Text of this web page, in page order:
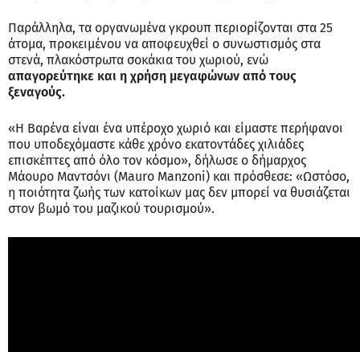
Παράλληλα, τα οργανωμένα γκρουπ περιορίζονται στα 25
άτομα, προκειμένου να αποφευχθεί ο συνωστισμός στα
στενά, πλακόστρωτα σοκάκια του χωριού, ενώ
απαγορεύτηκε και η χρήση μεγαφώνων από τους
ξεναγούς.
«Η Βαρένα είναι ένα υπέροχο χωριό και είμαστε περήφανοι
που υποδεχόμαστε κάθε χρόνο εκατοντάδες χιλιάδες
επισκέπτες από όλο τον κόσμο», δήλωσε ο δήμαρχος
Μάουρο Μαντσόνι (Mauro Manzoni) και πρόσθεσε: «Ωστόσο,
η ποιότητα ζωής των κατοίκων μας δεν μπορεί να θυσιάζεται
στον βωμό του μαζικού τουρισμού».